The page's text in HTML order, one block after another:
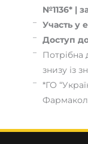
№1136* |
Участь у
Доступ
Потрібна
знизу із
*ГО